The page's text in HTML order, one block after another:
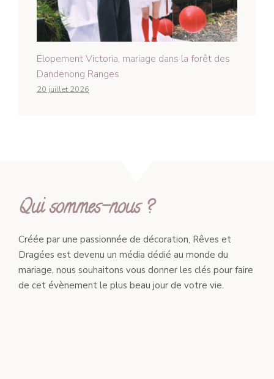
Elopement Victoria, mariage dans la forêt des
Dandenong Ranges
20 juillet 2026
Qui sommes-nous ?
Créée par une passionnée de décoration, Rêves et
Dragées est devenu un média dédié au monde du
mariage, nous souhaitons vous donner les clés pour faire
de cet évènement le plus beau jour de votre vie.